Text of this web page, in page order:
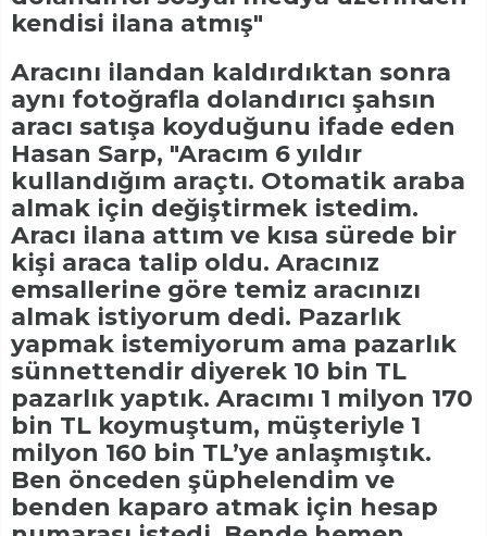
kendisi ilana atmış"
Aracını ilandan kaldırdıktan sonra
aynı fotoğrafla dolandırıcı şahsın
aracı satışa koyduğunu ifade eden
Hasan Sarp, "Aracım 6 yıldır
kullandığım araçtı. Otomatik araba
almak için değiştirmek istedim.
Aracı ilana attım ve kısa sürede bir
kişi araca talip oldu. Aracınız
emsallerine göre temiz aracınızı
almak istiyorum dedi. Pazarlık
yapmak istemiyorum ama pazarlık
sünnettendir diyerek 10 bin TL
pazarlık yaptık. Aracımı 1 milyon 170
bin TL koymuştum, müşteriyle 1
milyon 160 bin TL’ye anlaşmıştık.
Ben önceden şüphelendim ve
benden kaparo atmak için hesap